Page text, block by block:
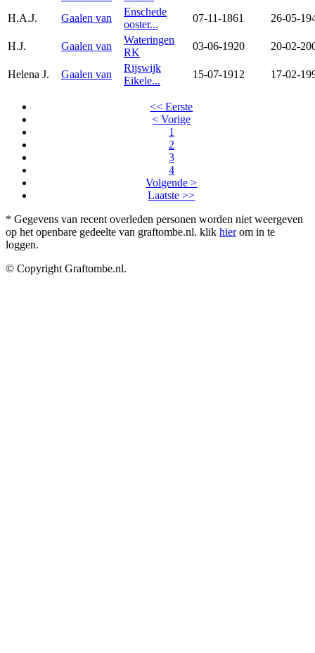
H.A.J.
Gaalen van
Enschede
ooster...
07-11-1861 26-05-
H.J. Gaalen van
Wateringen
RK
03-06-1920 20-02-
Helena J. Gaalen van
Rijswijk
Eikele...
15-07-1912 17-02-
<< Eerste
< Vorige
1
2
3
4
Volgende >
Laatste >>
* Gegevens van recent overleden personen worden niet weergeven
op het openbare gedeelte van graftombe.nl. klik hierom in te
loggen.
© Copyright Graftombe.nl.